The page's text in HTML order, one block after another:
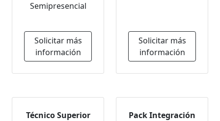
Semipresencial
Solicitar más
información
Solicitar más
información
Técnico Superior
Pack Integración